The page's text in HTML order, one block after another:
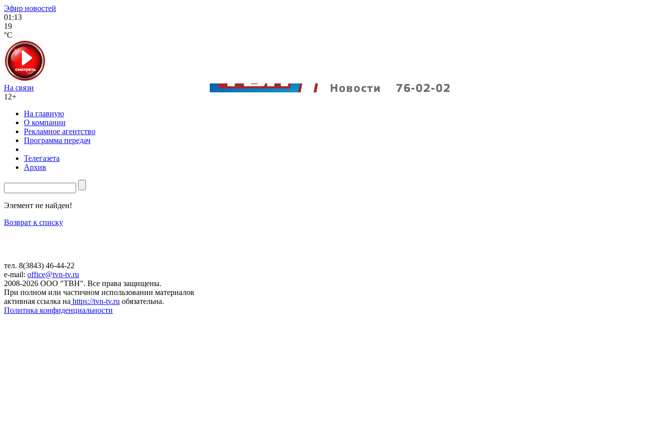
Эфир новостей
01:13
19
°C
На связи
12+
На главную
О компании
Рекламное агентство
Программа передач
Телегазета
Архив
Элемент не найден!
Возврат к списку
тел. 8(3843) 46-44-22
e-mail: office@tvn-tv.ru
2008-2026 ООО "ТВН". Все права защищены.
При полном или частичном использовании материалов
активная ссылка на https://tvn-tv.ru обязательна.
Политика конфиденциальности